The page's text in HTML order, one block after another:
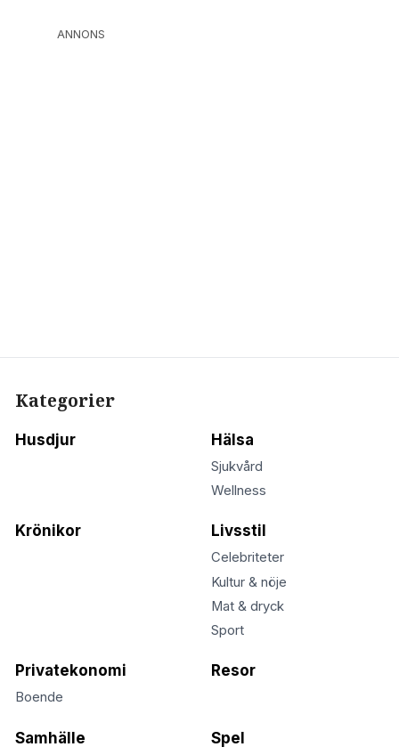
ANNONS
Kategorier
Husdjur Hälsa
Sjukvård
Wellness
Krönikor Livsstil
Celebriteter
Kultur & nöje
Mat & dryck
Sport
Privatekonomi
Boende
Resor
Samhälle Spel